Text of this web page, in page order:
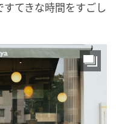
てきな時間をすごし